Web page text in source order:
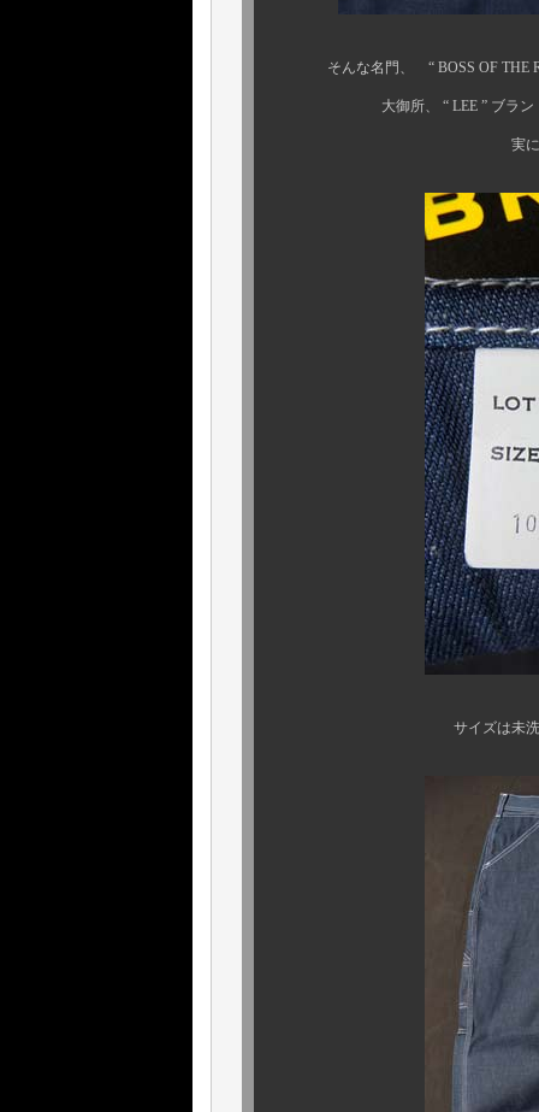
そんな名門、 “ BOSS OF THE
大御所、 “ LEE ” ブランドのネ
実に僅少コレクタブ
サイズは未洗い、デッド